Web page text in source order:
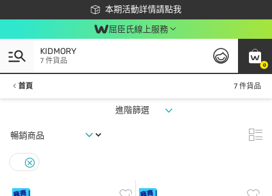
本期活動詳情請點我
下載app最高回饋$350
屈臣氏線上服務
0
KIDMORY
7 件貨品
首頁 7 件貨品
進階篩選